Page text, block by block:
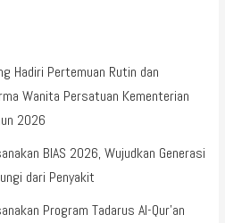
Hadiri Pertemuan Rutin dan
Wanita Persatuan Kementerian
2026
BIAS 2026, Wujudkan Generasi
dari Penyakit
Program Tadarus Al-Qur’an